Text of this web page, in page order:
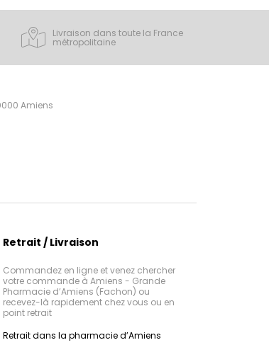
Livraison dans toute la France
métropolitaine
Amiens
Retrait / Livraison
Commandez en ligne et venez chercher
votre commande à Amiens - Grande
Pharmacie d’Amiens (Fachon) ou
recevez-là rapidement chez vous ou en
point retrait
Retrait dans la pharmacie d’Amiens